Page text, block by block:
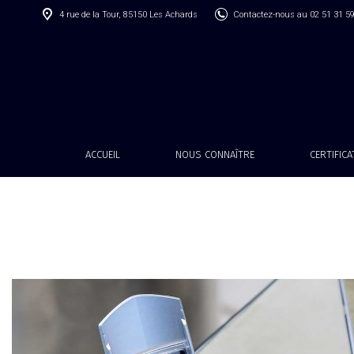
4 rue de la Tour, 85150 Les Achards Contactez-nous au 02 51 31
ACCUEIL NOUS CONNAÎTRE